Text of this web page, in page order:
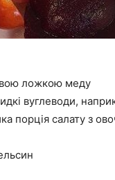
ложкою меду
вуглеводи,
порція салату з